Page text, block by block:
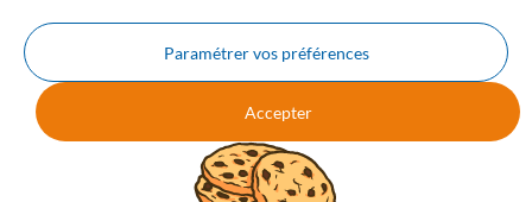
Nous contacter FAQ AVIS CSF
Mentions légales Données personnelles
Paramétrer vos préférences
Accepter